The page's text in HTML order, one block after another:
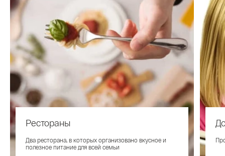
Рестораны
Два ресторана, в которых организовано вкусное и
полезное питание для всей семьи